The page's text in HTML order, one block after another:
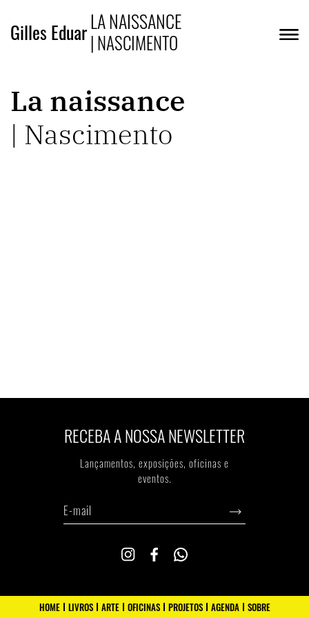
Gilles EduarLA NAISSANCE
| NASCIMENTO
La naissance
| Nascimento
RECEBA A NOSSA NEWSLETTER
Lançamentos, exposiçōes, oficinas e
eventos.
HOME LIVROS ARTE OFICINAS PROJETOS AGENDA SOBRE